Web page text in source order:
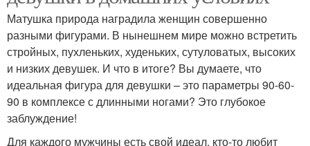
Матушка природа наградила женщин совершенно
разными фигурами. В нынешнем мире можно встретить
стройных, пухленьких, худеньких, сутуловатых, высоких
и низких девушек. И что в итоге? Вы думаете, что
идеальная фигура для девушки – это параметры 90-60-
90 в комплексе с длинными ногами? Это глубокое
заблуждение!
Для каждого мужчины есть свой идеал, кто-то любит